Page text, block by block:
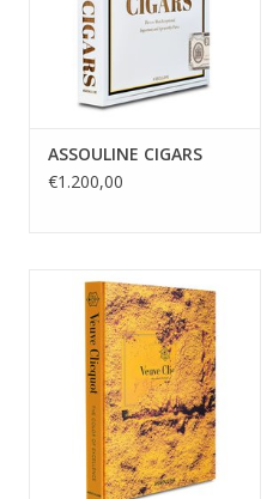
ASSOULINE CIGARS
€1.200,00